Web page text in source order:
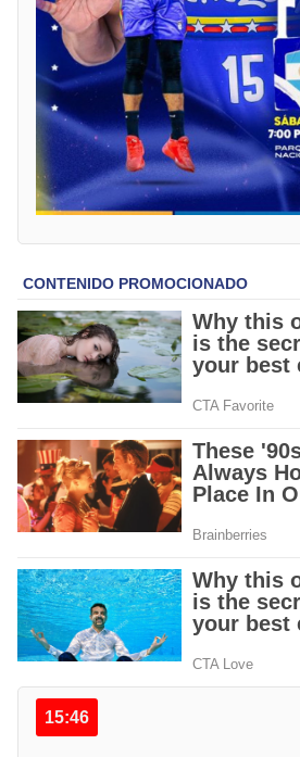
15:46